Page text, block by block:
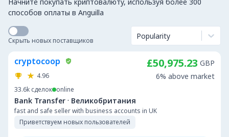
способов оплаты в Anguilla
Скрыть новых поставщиков Popularity
cryptocoop
4.96
33.6k сделок online
Bank Transfer · Великобритания
fast and safe seller with business accounts in UK
Приветствуем новых пользователей
£50,975.23 GBP
6% above market